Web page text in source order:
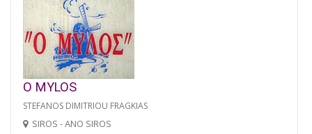
O MYLOS
STEFANOS DIMITRIOU FRAGKIAS
SIROS - ANO SIROS